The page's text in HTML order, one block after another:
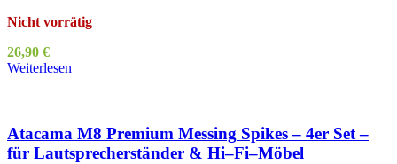
Nicht vorrätig
26,90 €
Weiterlesen
Atacama M8 Premium Messing Spikes – 4er Set –
für Lautsprecherständer & Hi–Fi–Möbel